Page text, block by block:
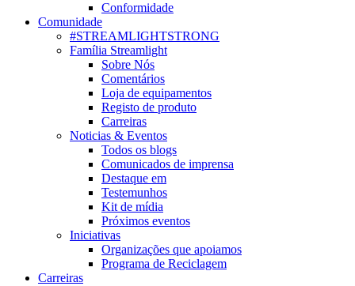
Conformidade
Comunidade
#STREAMLIGHTSTRONG
Família Streamlight
Sobre Nós
Comentários
Loja de equipamentos
Registo de produto
Carreiras
Noticias & Eventos
Todos os blogs
Comunicados de imprensa
Destaque em
Testemunhos
Kit de mídia
Próximos eventos
Iniciativas
Organizações que apoiamos
Programa de Reciclagem
Carreiras